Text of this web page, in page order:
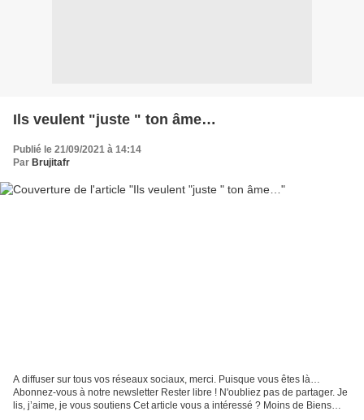
Ils veulent "juste " ton âme…
Publié le 21/09/2021 à 14:14
Par Brujitafr
A diffuser sur tous vos réseaux sociaux, merci. Puisque vous êtes là…
Abonnez-vous à notre newsletter Rester libre ! N'oubliez pas de partager. Je
lis, j’aime, je vous soutiens Cet article vous a intéressé ? Moins de Biens